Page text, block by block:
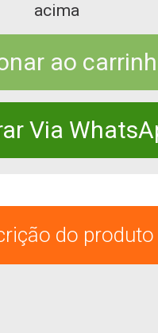
acima
ao
Via
do produto